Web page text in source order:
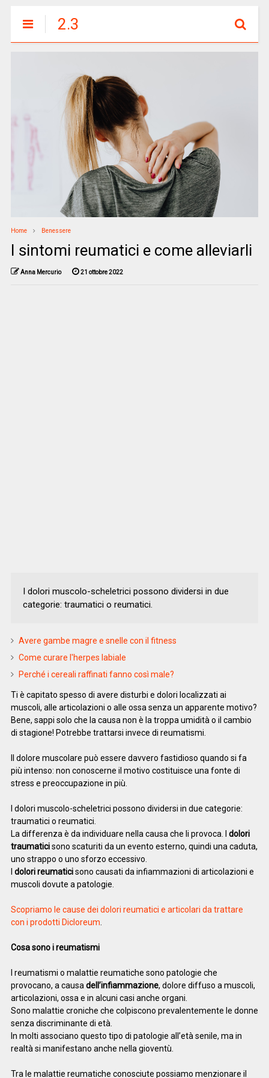
2.3
Home Benessere
I sintomi reumatici e come alleviarli
Anna Mercurio 21 ottobre 2022
I dolori muscolo-scheletrici possono dividersi in due
categorie: traumatici o reumatici.
Avere gambe magre e snelle con il fitness
Come curare l'herpes labiale
Perché i cereali raffinati fanno così male?
Ti è capitato spesso di avere disturbi e dolori localizzati ai
muscoli, alle articolazioni o alle ossa senza un apparente motivo?
Bene, sappi solo che la causa non è la troppa umidità o il cambio
di stagione! Potrebbe trattarsi invece di reumatismi.
Il dolore muscolare può essere davvero fastidioso quando si fa
più intenso: non conoscerne il motivo costituisce una fonte di
stress e preoccupazione in più.
I dolori muscolo-scheletrici possono dividersi in due categorie:
traumatici o reumatici.
La differenza è da individuare nella causa che li provoca. I dolori
traumaticisono scaturiti da un evento esterno, quindi una caduta,
uno strappo o uno sforzo eccessivo.
dolori reumaticisono causati da infiammazioni di articolazioni e
muscoli dovute a patologie.
Scopriamo le cause dei dolori reumatici e articolari da trattare
con i prodotti Dicloreum
Cosa sono i reumatismi
I reumatismi o malattie reumatiche sono patologie che
provocano, a causa dell’infiammazione, dolore diffuso a muscoli,
articolazioni, ossa e in alcuni casi anche organi.
Sono malattie croniche che colpiscono prevalentemente le donne
senza discriminante di età.
In molti associano questo tipo di patologie all’età senile, ma in
realtà si manifestano anche nella gioventù.
Tra le malattie reumatiche conosciute possiamo menzionare il